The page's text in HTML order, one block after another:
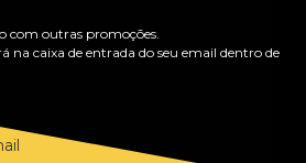
com outras promoções.
na caixa de entrada do seu email dentro de